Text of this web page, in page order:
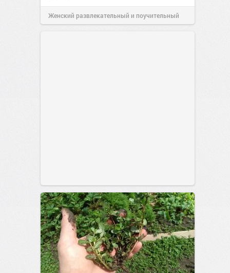
Женский развлекательный и поучительный